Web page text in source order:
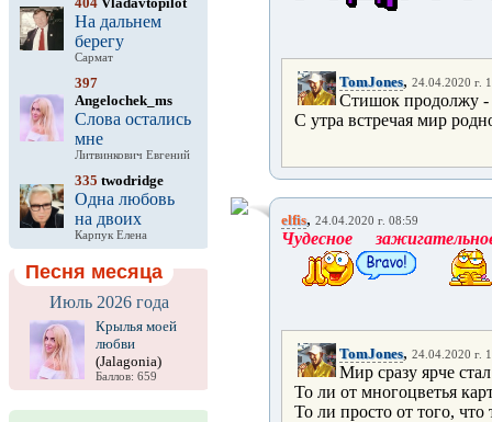
На дальнем
берегу
Сармат
397
Angelochek_ms
Слова остались
мне
Литвинкович Евгений
335 twodridge
Одна любовь
на двоих
Карпук Елена
Песня месяца
Июль 2026 года
Крылья моей
любви
(Jalagonia)
Баллов: 659
TomJones, 24.04.2020 г.
Стишок продолжу -
С утра встречая мир
elfis, 24.04.2020 г. 08:59
Чудесное
TomJones, 24.04.2020 г.
Мир сразу ярче
То ли от многоцветья
То ли просто от того, что